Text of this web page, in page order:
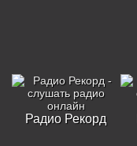
Радио Рекорд